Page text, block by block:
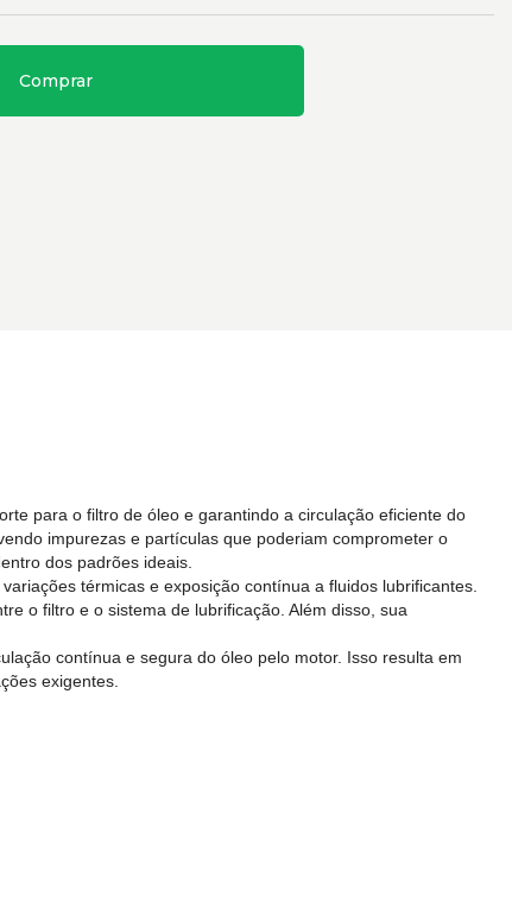
Comprar
para o filtro de óleo e garantindo a circulação eficiente do
impurezas e partículas que poderiam comprometer o
dos padrões ideais.
térmicas e exposição contínua a fluidos lubrificantes.
o filtro e o sistema de lubrificação. Além disso, sua
contínua e segura do óleo pelo motor. Isso resulta em
exigentes.